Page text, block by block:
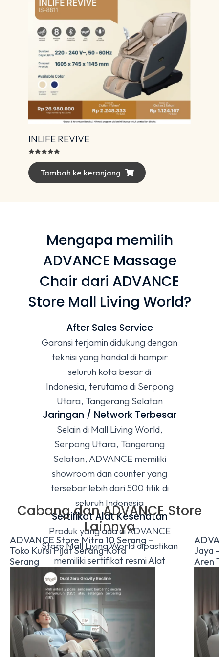
INLIFE REVIVE
dari 5
Tambah ke keranjang
Mengapa memilih
ADVANCE Massage
Chair dari ADVANCE
Store Mall Living World?
After Sales Service
Garansi terjamin didukung dengan
teknisi yang handal di hampir
seluruh kota besar di
Indonesia, terutama di Serpong
Utara, Tangerang Selatan
Jaringan / Network Terbesar
Selain di Mall Living World,
Serpong Utara, Tangerang
Selatan, ADVANCE memiliki
showroom dan counter yang
tersebar lebih dari 500 titik di
seluruh Indonesia
Sertifikat Alat Kesehatan
Produk yang ada di ADVANCE
Store Mall Living World dipastikan
memiliki sertifikat resmi Alat
Kesehatan
Cabang dan ADVANCE Store
Lainnya
ADVANCE Store Mitra 10 Serang –
Toko Kursi Pijat Serang Kota
Serang
Jaya
Aren